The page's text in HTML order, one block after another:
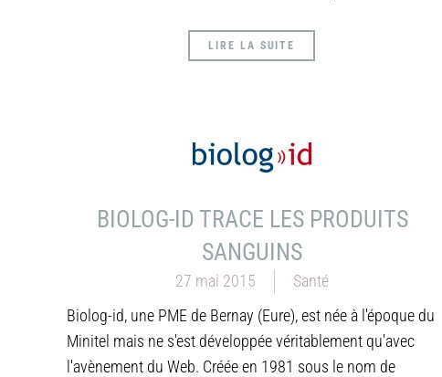
LIRE LA SUITE
BIOLOG-ID TRACE LES PRODUITS
SANGUINS
27 mai 2015
Santé
Biolog-id, une PME de Bernay (Eure), est née à l'époque du
Minitel mais ne s'est développée véritablement qu'avec
l'avènement du Web. Créée en 1981 sous le nom de